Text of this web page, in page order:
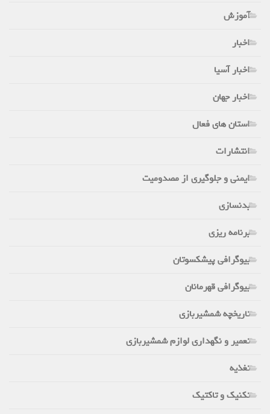
آموزش
اخبار
اخبار آسیا
اخبار جهان
استان های فعال
انتشارات
ایمنی و جلوگیری از مصدومیت
بدنسازی
برنامه ریزی
بیوگرافی پیشکسوتان
بیوگرافی قهرمانان
تاریخچه شمشیربازی
تعمیر و نگهداری لوازم شمشیربازی
تغذیه
تکنیک و تاکتیک